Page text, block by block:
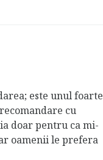
este unul foarte
cu
doar pentru ca mi-
oamenii le prefera